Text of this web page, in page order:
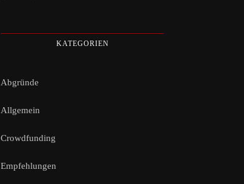
KATEGORIEN
Abgründe
Allgemein
Crowdfunding
Empfehlungen